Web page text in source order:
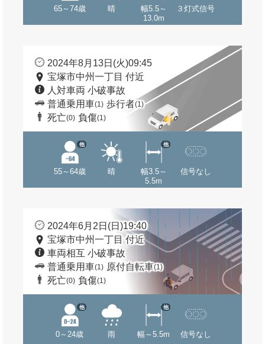
65～74歳 晴
幅5.5～
13.0m
３灯式信号
2024年8月13日(火)09:45
宝塚市中州一丁目 付近
人対車両 小破事故
普通乗用車(1) 歩行者(1)
死亡(0) 負傷(1)
55～64歳
他
晴
幅3.5～
5.5m
他
信号なし
2024年6月2日(日)19:40
宝塚市中州一丁目 付近
車両相互 小破事故
普通乗用車(1) 原付自転車(1)
死亡(0) 負傷(1)
0～24歳
他
雨 幅～5.5m
他
信号なし